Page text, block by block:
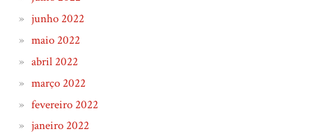
junho 2022
maio 2022
abril 2022
março 2022
fevereiro 2022
janeiro 2022